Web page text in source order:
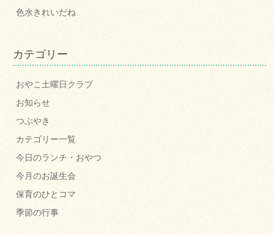
色水きれいだね
カテゴリー
おやこ土曜日クラブ
お知らせ
つぶやき
カテゴリー一覧
今日のランチ・おやつ
今月のお誕生会
保育のひとコマ
季節の行事